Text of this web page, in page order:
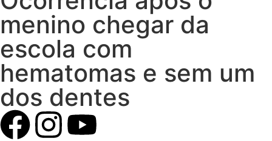
menino chegar da
escola com
hematomas e sem um
dos dentes